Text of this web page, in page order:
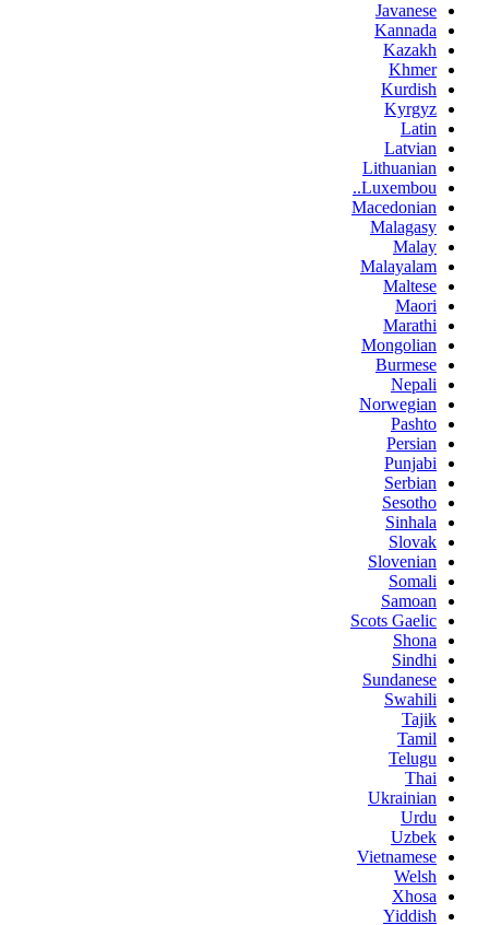
Javanese
Kannada
Kazakh
Khmer
Kurdish
Kyrgyz
Latin
Latvian
Lithuanian
Luxembou..
Macedonian
Malagasy
Malay
Malayalam
Maltese
Maori
Marathi
Mongolian
Burmese
Nepali
Norwegian
Pashto
Persian
Punjabi
Serbian
Sesotho
Sinhala
Slovak
Slovenian
Somali
Samoan
Scots Gaelic
Shona
Sindhi
Sundanese
Swahili
Tajik
Tamil
Telugu
Thai
Ukrainian
Urdu
Uzbek
Vietnamese
Welsh
Xhosa
Yiddish